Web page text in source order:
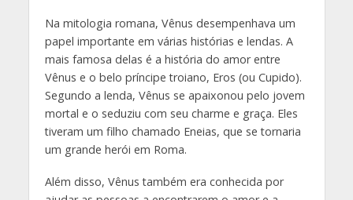
Na mitologia romana, Vênus desempenhava um
papel importante em várias histórias e lendas. A
mais famosa delas é a história do amor entre
Vênus e o belo príncipe troiano, Eros (ou Cupido).
Segundo a lenda, Vênus se apaixonou pelo jovem
mortal e o seduziu com seu charme e graça. Eles
tiveram um filho chamado Eneias, que se tornaria
um grande herói em Roma.
Além disso, Vênus também era conhecida por